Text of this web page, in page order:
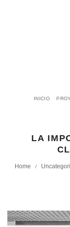
INICIO
LA
Home /